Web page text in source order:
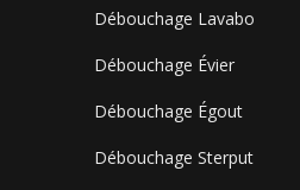
Débouchage Lavabo
Débouchage Évier
Débouchage Égout
Débouchage Sterput